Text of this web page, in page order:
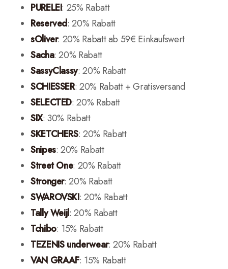
PURELEI: 25% Rabatt
Reserved: 20% Rabatt
sOliver: 20% Rabatt ab 59€ Einkaufswert
Sacha: 20% Rabatt
SassyClassy: 20% Rabatt
SCHIESSER: 20% Rabatt + Gratisversand
SELECTED: 20% Rabatt
SIX: 30% Rabatt
SKETCHERS: 20% Rabatt
Snipes: 20% Rabatt
Street One: 20% Rabatt
Stronger: 20% Rabatt
SWAROVSKI: 20% Rabatt
Tally Weijl: 20% Rabatt
Tchibo: 15% Rabatt
TEZENIS underwear: 20% Rabatt
VAN GRAAF: 15% Rabatt